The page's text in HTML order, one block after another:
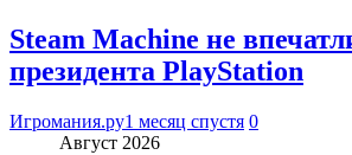
Steam Machine не
президента PlayStation
Игромания.ру1 месяц спустя 0
Август 2026